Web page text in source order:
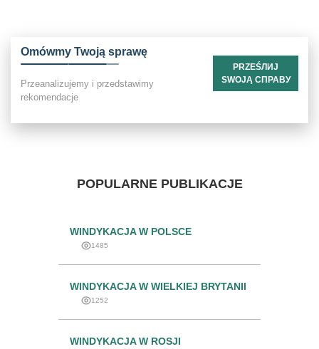
POPULARNE PUBLIKACJE
WINDYKACJA W POLSCE
1485
WINDYKACJA W WIELKIEJ BRYTANII
1252
WINDYKACJA W ROSJI
Omówmy Twoją sprawę
Przeanalizujemy i przedstawimy
rekomendacje
PRZEŚЛИЈ
SWOJĄ СПРАВУ